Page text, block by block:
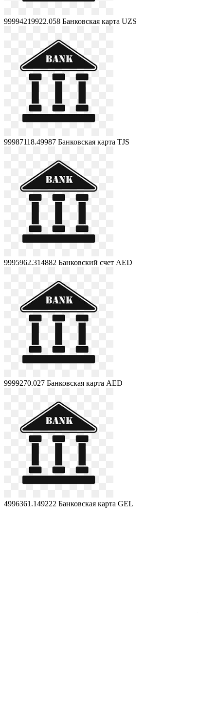
99994219922.058 Банковская карта UZS
99987118.49987 Банковская карта TJS
9995962.314882 Банковский счет AED
9999270.027 Банковская карта AED
4996361.149222 Банковская карта GEL